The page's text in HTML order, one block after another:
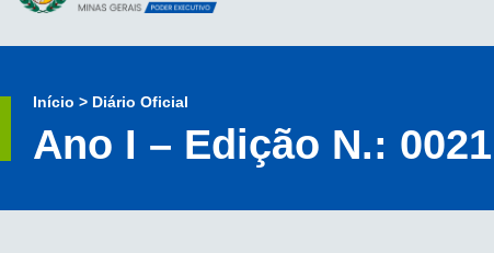
Início > Diário Oficial
Ano I – Edição N.: 0021